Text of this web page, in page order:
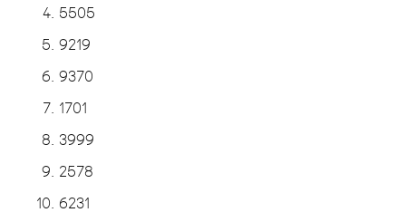
5505
9219
9370
1701
3999
2578
6231